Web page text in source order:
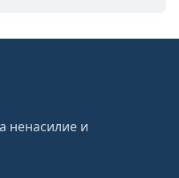
ненасилие и